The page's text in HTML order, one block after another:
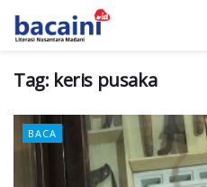
Tag: keris pusaka
BACA